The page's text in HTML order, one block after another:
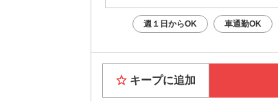
週１日からOK 車通勤OK
キープに追加